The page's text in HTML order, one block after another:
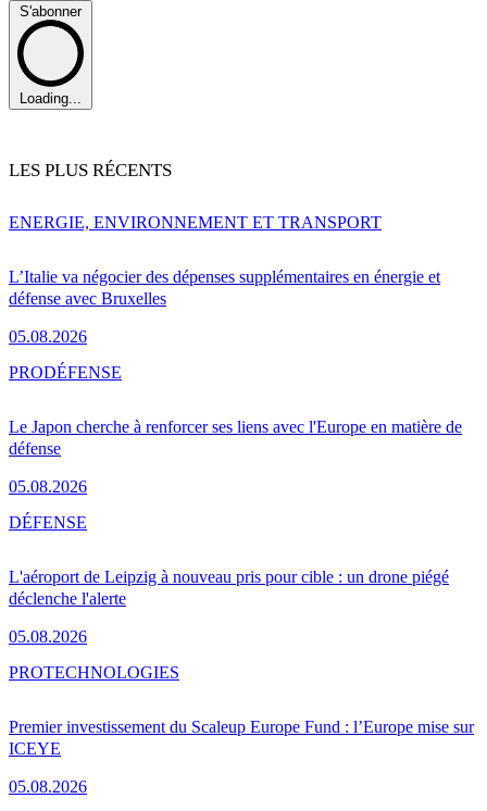
S'abonner
Loading...
LES PLUS RÉCENTS
L’Italie va négocier des dépenses supplémentaires en énergie et
défense avec Bruxelles
05.08.2026
ENERGIE, ENVIRONNEMENT ET TRANSPORT
Le Japon cherche à renforcer ses liens avec l'Europe en matière de
défense
05.08.2026
PRODÉFENSE
L'aéroport de Leipzig à nouveau pris pour cible : un drone piégé
déclenche l'alerte
05.08.2026
DÉFENSE
Premier investissement du Scaleup Europe Fund : l’Europe mise sur
ICEYE
05.08.2026
PROTECHNOLOGIES